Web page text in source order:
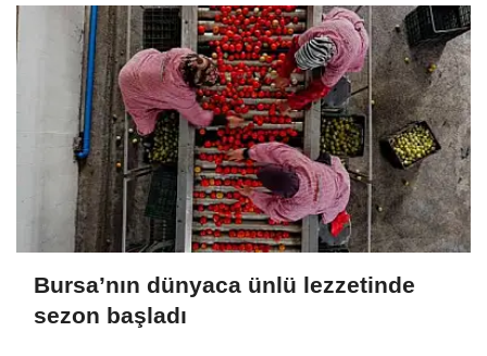
Bursa’nın dünyaca ünlü lezzetinde
sezon başladı